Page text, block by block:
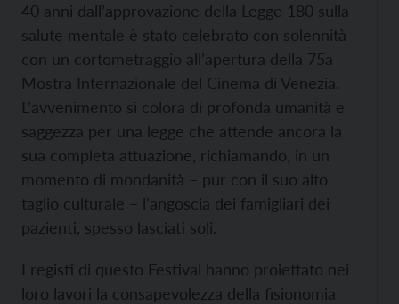
40 anni dall’approvazione della Legge 180 sulla
salute mentale è stato celebrato con solennità
con un cortometraggio all’apertura della 75a
Mostra Internazionale del Cinema di Venezia.
L’avvenimento si colora di profonda umanità e
saggezza per una legge che attende ancora la
sua completa attuazione, richiamando, in un
momento di mondanità – pur con il suo alto
taglio culturale – l’angoscia dei famigliari dei
pazienti, spesso lasciati soli.
I registi di questo Festival hanno proiettato nei
loro lavori la consapevolezza della fisionomia